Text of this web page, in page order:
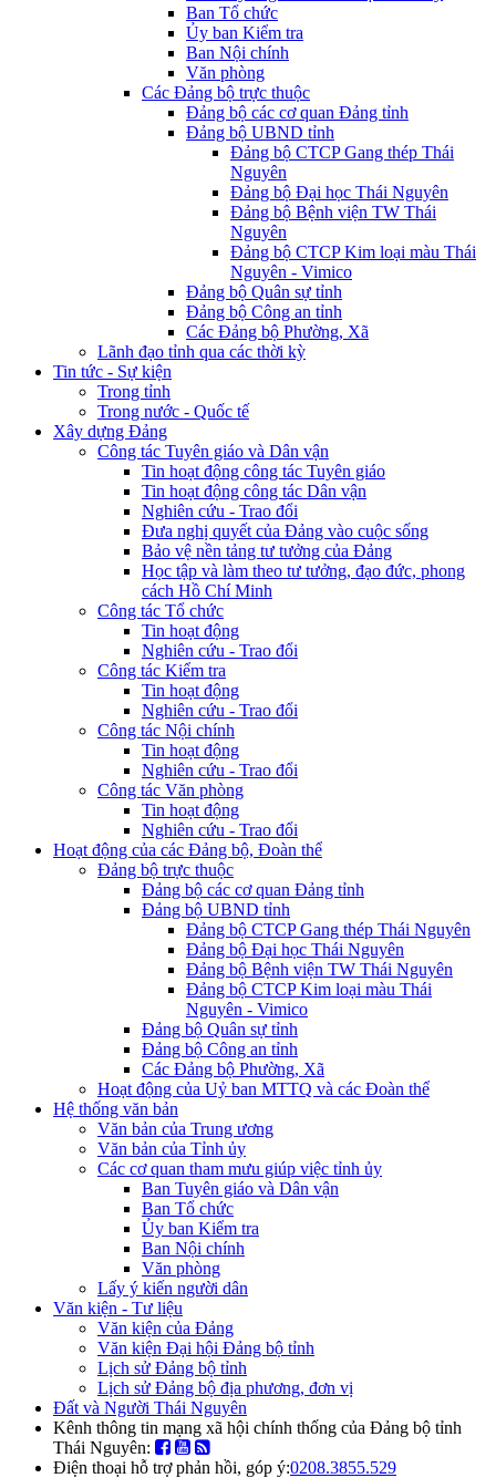
Ban Tổ chức
Ủy ban Kiểm tra
Ban Nội chính
Văn phòng
Các Đảng bộ trực thuộc
Đảng bộ các cơ quan Đảng tỉnh
Đảng bộ UBND tỉnh
Đảng bộ CTCP Gang thép Thái
Nguyên
Đảng bộ Đại học Thái Nguyên
Đảng bộ Bệnh viện TW Thái
Nguyên
Đảng bộ CTCP Kim loại màu Thái
Nguyên - Vimico
Đảng bộ Quân sự tỉnh
Đảng bộ Công an tỉnh
Các Đảng bộ Phường, Xã
Lãnh đạo tỉnh qua các thời kỳ
Tin tức - Sự kiện
Trong tỉnh
Trong nước - Quốc tế
Xây dựng Đảng
Công tác Tuyên giáo và Dân vận
Tin hoạt động công tác Tuyên giáo
Tin hoạt động công tác Dân vận
Nghiên cứu - Trao đổi
Đưa nghị quyết của Đảng vào cuộc sống
Bảo vệ nền tảng tư tưởng của Đảng
Học tập và làm theo tư tưởng, đạo đức, phong
cách Hồ Chí Minh
Công tác Tổ chức
Tin hoạt động
Nghiên cứu - Trao đổi
Công tác Kiểm tra
Tin hoạt động
Nghiên cứu - Trao đổi
Công tác Nội chính
Tin hoạt động
Nghiên cứu - Trao đổi
Công tác Văn phòng
Tin hoạt động
Nghiên cứu - Trao đổi
Hoạt động của các Đảng bộ, Đoàn thể
Đảng bộ trực thuộc
Đảng bộ các cơ quan Đảng tỉnh
Đảng bộ UBND tỉnh
Đảng bộ CTCP Gang thép Thái Nguyên
Đảng bộ Đại học Thái Nguyên
Đảng bộ Bệnh viện TW Thái Nguyên
Đảng bộ CTCP Kim loại màu Thái
Nguyên - Vimico
Đảng bộ Quân sự tỉnh
Đảng bộ Công an tỉnh
Các Đảng bộ Phường, Xã
Hoạt động của Uỷ ban MTTQ và các Đoàn thể
Hệ thống văn bản
Văn bản của Trung ương
Văn bản của Tỉnh ủy
Các cơ quan tham mưu giúp việc tỉnh ủy
Ban Tuyên giáo và Dân vận
Ban Tổ chức
Ủy ban Kiểm tra
Ban Nội chính
Văn phòng
Lấy ý kiến người dân
Văn kiện - Tư liệu
Văn kiện của Đảng
Văn kiện Đại hội Đảng bộ tỉnh
Lịch sử Đảng bộ tỉnh
Lịch sử Đảng bộ địa phương, đơn vị
Đất và Người Thái Nguyên
Kênh thông tin mạng xã hội chính thống của Đảng bộ tỉnh
Thái Nguyên:
Điện thoại hỗ trợ phản hồi, góp ý:0208.3855.529